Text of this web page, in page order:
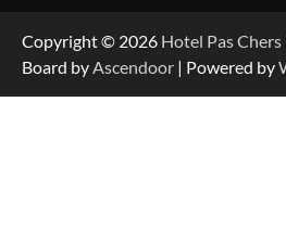
Copyright © 2026 Hotel Pas Chers
Board byAscendoor | Powered by